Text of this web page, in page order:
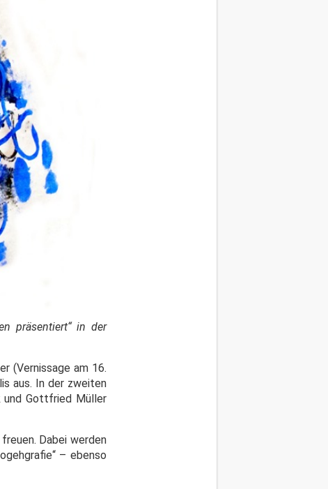
präsentiert“ in der
(Vernissage am 16.
aus. In der zweiten
und Gottfried Müller
Dabei werden
– ebenso